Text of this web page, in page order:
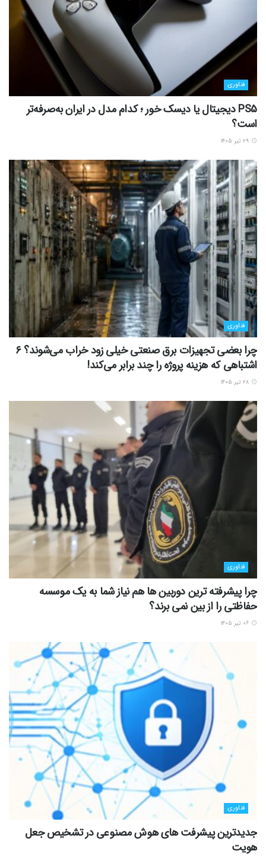
فناوری
PS5 دیجیتال یا دیسک خور ؛ کدام مدل در ایران به‌صرفه‌تر
است؟
فناوری
چرا بعضی تجهیزات برق صنعتی خیلی زود خراب می‌شوند؟ ۶
اشتباهی که هزینه پروژه را چند برابر می‌کند!
فناوری
چرا پیشرفته ترین دوربین ها هم نیاز شما به یک موسسه
حفاظتی را از بین نمی برند؟
فناوری
جدیدترین پیشرفت های هوش مصنوعی در تشخیص جعل
هویت